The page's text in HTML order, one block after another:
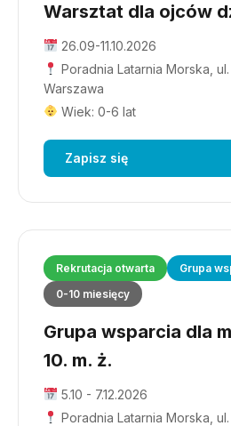
Warsztat dla ojców
26.09-11.10.2026
Poradnia Latarnia Morska,
Warszawa
Wiek: 0-6 lat
Zapisz się
Rekrutacja otwarta
Grupa
0-10 miesięcy
Grupa wsparcia dla
10. m. ż.
5.10 - 7.12.2026
Poradnia Latarnia Morska,